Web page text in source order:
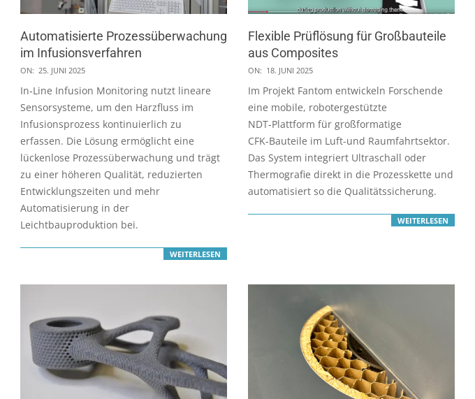
Automatisierte Prozessüberwachung
im Infusionsverfahren
2025-
06-
25
ON: 25. JUNI 2025
In‑Line Infusion Monitoring nutzt lineare
Sensorsysteme, um den Harzfluss im
Infusionsprozess kontinuierlich zu
erfassen. Die Lösung ermöglicht eine
lückenlose Prozessüberwachung und trägt
zu einer höheren Qualität, reduzierten
Entwicklungszeiten und mehr
Automatisierung in der
Leichtbauproduktion bei.
WEITERLESEN
Flexible Prüflösung für Großbauteile
aus Composites
2025-
06-
18
ON: 18. JUNI 2025
Im Projekt Fantom entwickeln Forschende
eine mobile, robotergestützte
NDT‑Plattform für großformatige
CFK‑Bauteile im Luft-und Raumfahrtsektor.
Das System integriert Ultraschall oder
Thermografie direkt in die Prozesskette und
automatisiert so die Qualitätssicherung.
WEITERLESEN